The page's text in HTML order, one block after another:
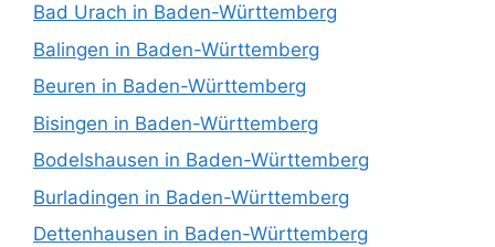
Bad Urach in Baden-Württemberg
Balingen in Baden-Württemberg
Beuren in Baden-Württemberg
Bisingen in Baden-Württemberg
Bodelshausen in Baden-Württemberg
Burladingen in Baden-Württemberg
Dettenhausen in Baden-Württemberg